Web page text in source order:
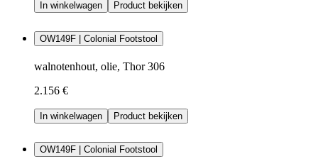
In winkelwagen Product bekijken
OW149F | Colonial Footstool
walnotenhout, olie, Thor 306
2.156 €
In winkelwagen Product bekijken
OW149F | Colonial Footstool